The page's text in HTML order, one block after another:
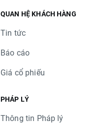
QUAN HỆ KHÁCH HÀNG
Tin tức
Báo cáo
Giá cổ phiếu
PHÁP LÝ
Thông tin Pháp lý